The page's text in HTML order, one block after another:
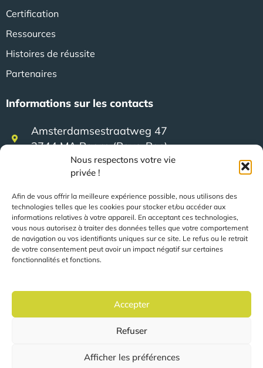
Nous respectons votre vie
privée !
Afin de vous offrir la meilleure expérience possible, nous utilisons des
technologies telles que les cookies pour stocker et/ou accéder aux
informations relatives à votre appareil. En acceptant ces technologies,
vous nous autorisez à traiter des données telles que votre comportement
de navigation ou vos identifiants uniques sur ce site. Le refus ou le retrait
de votre consentement peut avoir un impact négatif sur certaines
fonctionnalités et fonctions.
Accepter
Refuser
Afficher les préférences
Certification
Ressources
Histoires de réussite
Partenaires
Informations sur les contacts
Amsterdamsestraatweg 47
3744 MA Baarn (Pays-Bas)
sales@speerit.nl
Les pages sont automatiquement traduites en fonction